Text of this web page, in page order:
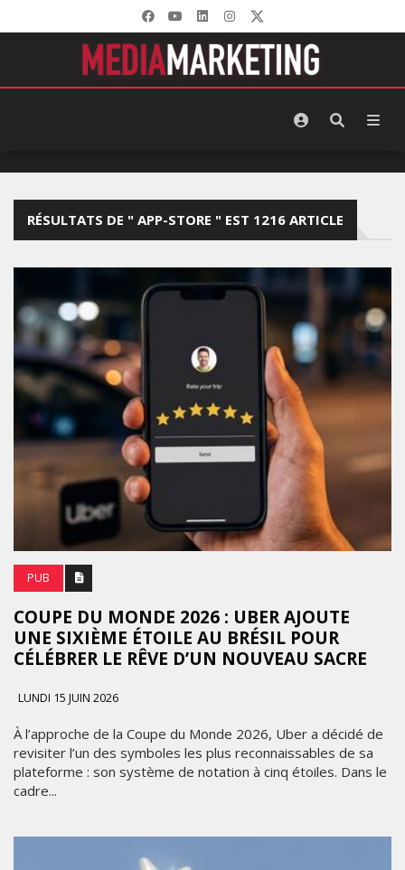
RÉSULTATS DE " APP-STORE " EST 1216 ARTICLE
PUB
COUPE DU MONDE 2026 : UBER AJOUTE
UNE SIXIÈME ÉTOILE AU BRÉSIL POUR
CÉLÉBRER LE RÊVE D’UN NOUVEAU SACRE
LUNDI 15 JUIN 2026
À l’approche de la Coupe du Monde 2026, Uber a décidé de
revisiter l’un des symboles les plus reconnaissables de sa
plateforme : son système de notation à cinq étoiles. Dans le
cadre...